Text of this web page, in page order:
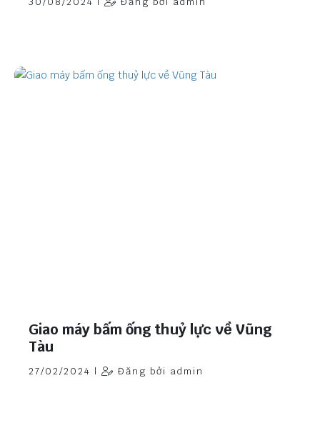
Giao máy bấm ống thuỷ lực về Vũng
Tàu
27/02/2024 | Đăng bởi admin